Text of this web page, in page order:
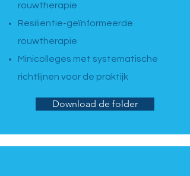
rouwtherapie
Resilientie-geïnformeerde
rouwtherapie
Minicolleges met systematische
richtlijnen voor de praktijk
Download de folder